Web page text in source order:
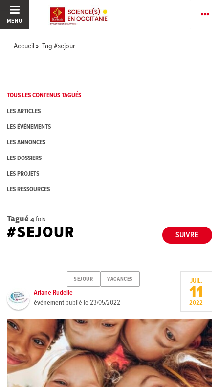
MENU
Accueil Tag #sejour
TOUS LES CONTENUS TAGUÉS
LES ARTICLES
LES ÉVÉNEMENTS
LES ANNONCES
LES DOSSIERS
LES PROJETS
LES RESSOURCES
Tagué 4fois
SUIVRE
#SEJOUR
SEJOUR VACANCES
Ariane Rudelle
événement publié le23/05/2022
JUIL.
11
2022